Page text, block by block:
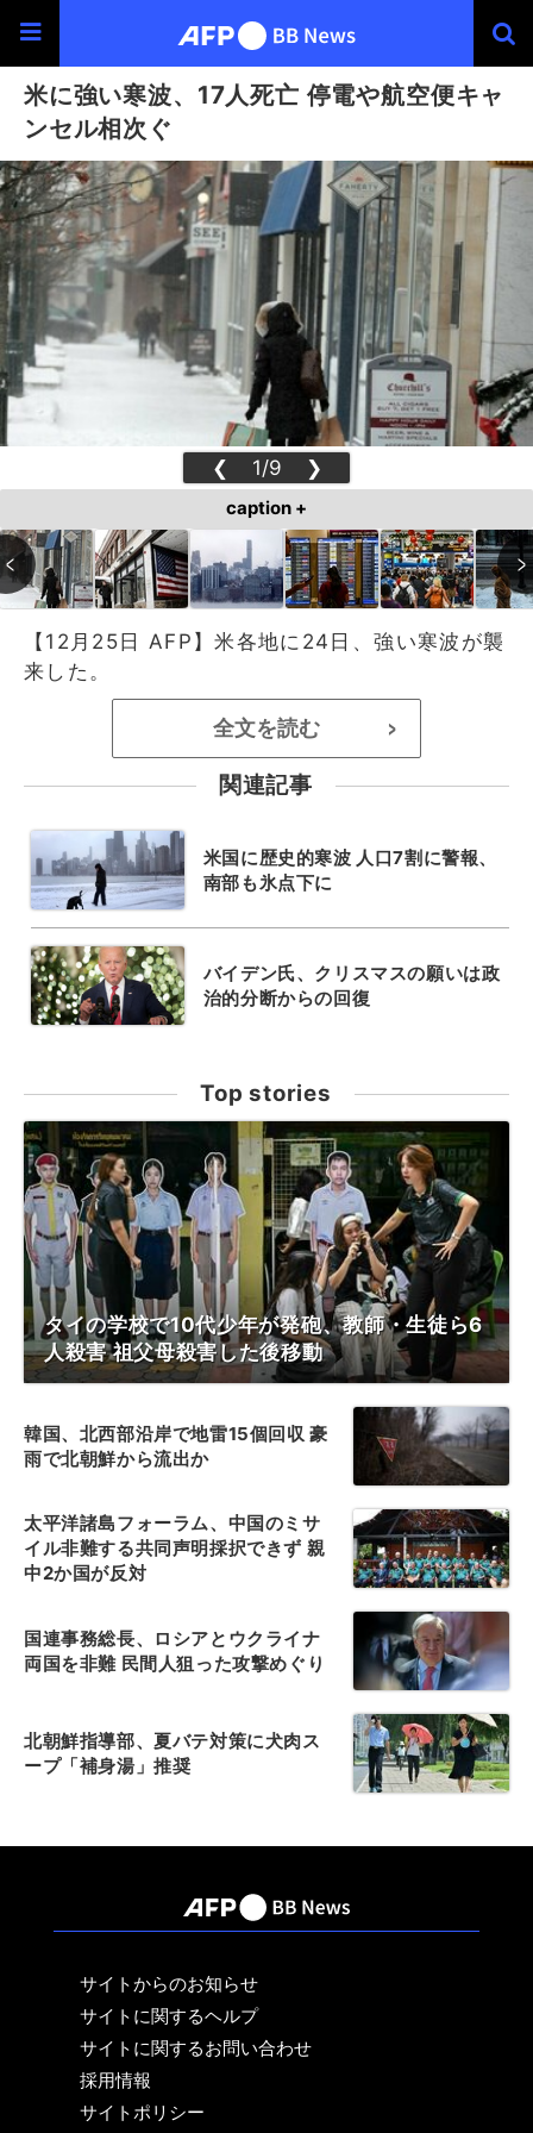
米に強い寒波、17人死亡 停電や航空便キャ
ンセル相次ぐ
❮ 1/9 ❯
caption +
【12月25日 AFP】米各地に24日、強い寒波が襲
来した。
全文を読む >
関連記事
米国に歴史的寒波 人口7割に警報、
南部も氷点下に
バイデン氏、クリスマスの願いは政
治的分断からの回復
Top stories
タイの学校で10代少年が発砲、教師・生徒ら6
人殺害 祖父母殺害した後移動
韓国、北西部沿岸で地雷15個回収 豪
雨で北朝鮮から流出か
太平洋諸島フォーラム、中国のミサ
イル非難する共同声明採択できず 親
中2か国が反対
国連事務総長、ロシアとウクライナ
両国を非難 民間人狙った攻撃めぐり
北朝鮮指導部、夏バテ対策に犬肉ス
ープ「補身湯」推奨
サイトからのお知らせ
サイトに関するヘルプ
サイトに関するお問い合わせ
採用情報
サイトポリシー